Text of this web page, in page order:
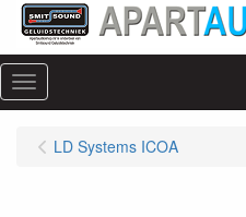
Menu
LD Systems ICOA